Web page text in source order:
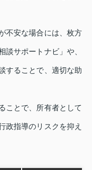
不安な場合には、枚方
談サポートナビ」や、
することで、適切な助
ことで、所有者として
政指導のリスクを抑え